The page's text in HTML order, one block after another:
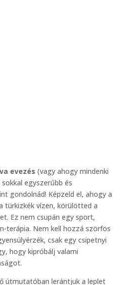
evezés (vagy ahogy mindenki
egyszerűbb és
gondolnád! Képzeld el, ahogy a
türkizkék vízen, körülötted a
Ez nem csupán egy sport,
terápia. Nem kell hozzá szörfös
csak egy csipetnyi
hogy kipróbálj valami
útmutatóban lerántjuk a leplet